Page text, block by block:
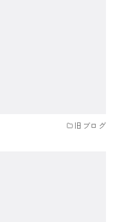
旧ブログ